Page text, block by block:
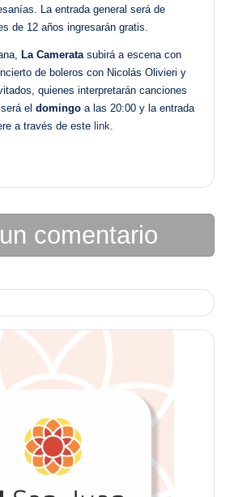
La entrada general será de
de 12 años ingresarán gratis.
La Camerata subirá a escena con
de boleros con Nicolás Olivieri y
quienes interpretarán canciones
el domingo a las 20:00 y la entrada
a través de este link
comentario